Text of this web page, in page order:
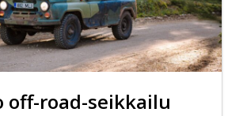
off-road-seikkailu